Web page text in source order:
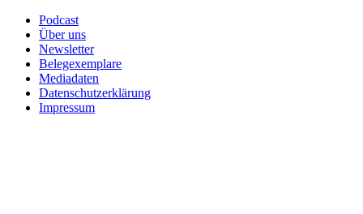
Podcast
Über uns
Newsletter
Belegexemplare
Mediadaten
Datenschutzerklärung
Impressum